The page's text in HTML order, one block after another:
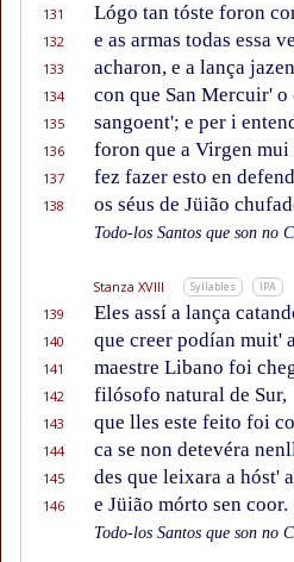
131 Lógo tan tóste foron
132 e as armas todas essa
133 acharon, e a lança
134 con que San Mercuir' o
135 sangoent'; e per i
136 foron que a Virgen mui
137 fez fazer esto en
138 os séus de Jüião
Todo-los Santos que son no
Stanza XVIII Syllables IPA
139 Eles assí a lança
140 que creer podían muit'
141 maestre Libano foi
142 filósofo natural de Sur,
143 que lles este feito foi
144 ca se non detevéra
145 des que leixara a hóst'
146 e Jüião mórto sen coor.
Todo-los Santos que son no